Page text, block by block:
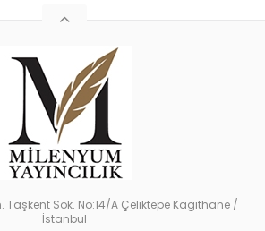
Taşkent Sok. No:14/A Çeliktepe Kağıthane /
İstanbul